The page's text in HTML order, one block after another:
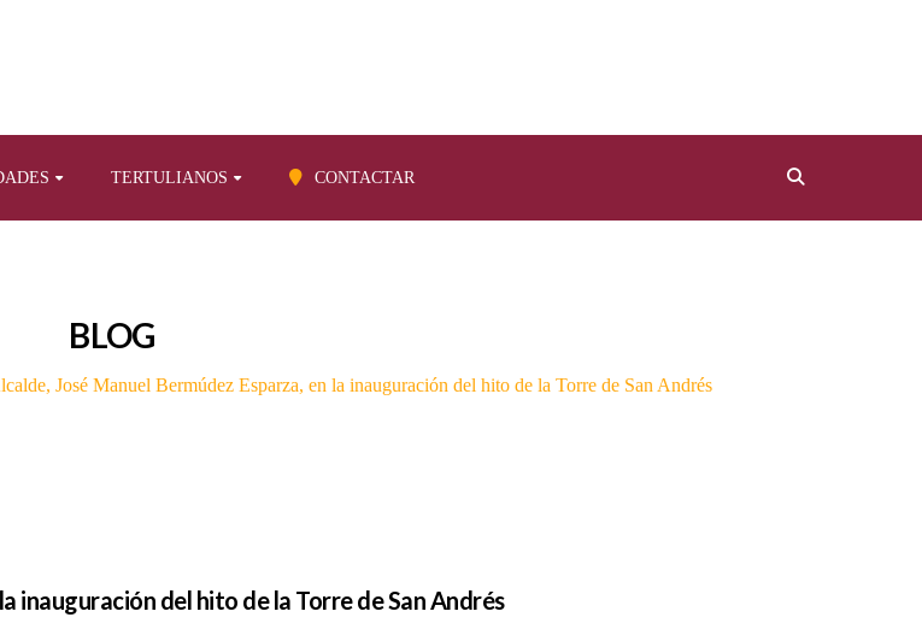
TERTULIANOS CONTACTAR
BLOG
José Manuel Bermúdez Esparza, en la inauguración del hito de la Torre de San Andrés
inauguración del hito de la Torre de San Andrés